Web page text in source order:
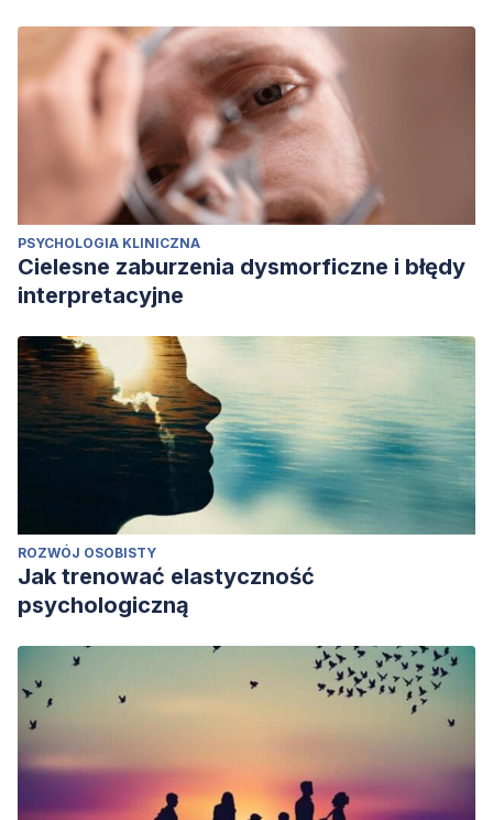
PSYCHOLOGIA KLINICZNA
Cielesne zaburzenia dysmorficzne i błędy
interpretacyjne
ROZWÓJ OSOBISTY
Jak trenować elastyczność
psychologiczną